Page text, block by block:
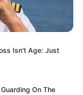
Isn't Age: Just
On The